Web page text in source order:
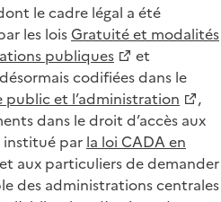
le cadre légal a été
les loisGratuité et modalités
publiques
et
désormais codifiées dans le
public et l’administration
,
dans le droit d’accès aux
par la loi CADA en
aux particuliers de demander
des administrations centrales